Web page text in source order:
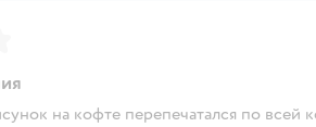
на кофте перепечатался по всей